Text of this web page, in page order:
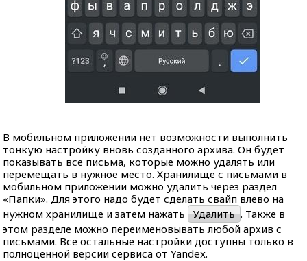
В мобильном приложении нет возможности выполнить
тонкую настройку вновь созданного архива. Он будет
показывать все письма, которые можно удалять или
перемещать в нужное место. Хранилище с письмами в
мобильном приложении можно удалить через раздел
«Папки». Для этого надо будет сделать свайп влево на
нужном хранилище и затем нажать
Удалить . Также в
этом разделе можно переименовывать любой архив с
письмами. Все остальные настройки доступны только в
полноценной версии сервиса от Yandex.